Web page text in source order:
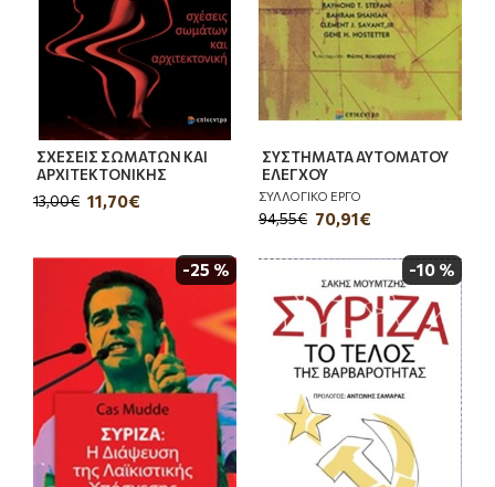
ΣΧΕΣΕΙΣ ΣΩΜΑΤΩΝ ΚΑΙ
ΑΡΧΙΤΕΚΤΟΝΙΚΗΣ
11,70€
13,00€
ΣΥΣΤΗΜΑΤΑ ΑΥΤΟΜΑΤΟΥ
ΕΛΕΓΧΟΥ
ΣΥΛΛΟΓΙΚΟ ΕΡΓΟ
70,91€
94,55€
-25 % -10 %